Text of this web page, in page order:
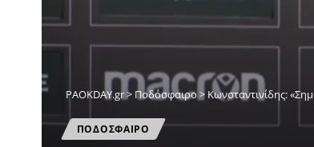
PAOKDAY.gr> Ποδόσφαιρο > Κωνσταντινίδης:
ΠΟΔΟΣΦΑΙΡΟ